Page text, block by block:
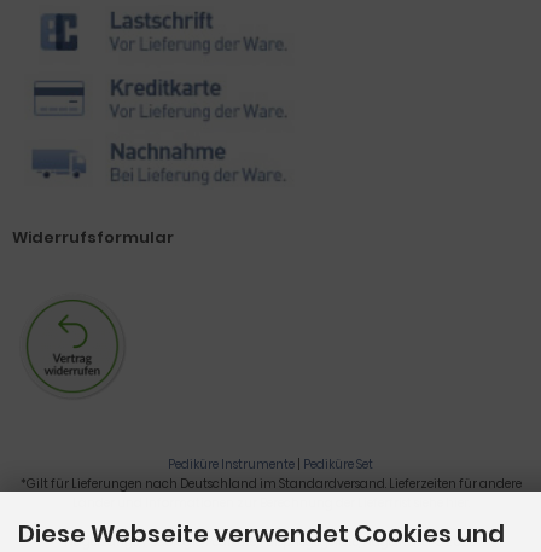
Widerrufsformular
Pediküre Instrumente | Pediküre Set
*Gilt für Lieferungen nach Deutschland im Standardversand. Lieferzeiten für andere
Nagelzange, Podologie, Pediküre, Fußpflegegeräte, Nagelfräser © 2026
Diese Webseite verwendet Cookies und